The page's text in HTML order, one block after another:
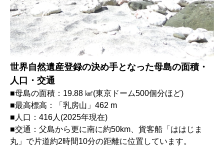
世界自然遺産登録の決め手となった母島の面積・
人口・交通
■母島の面積：19.88 ㎢(東京ドーム500個分ほど)
■最高標高：「乳房山」462 m
■人口：416人(2025年現在)
■交通：父島から更に南に約50km、貨客船「ははじま
丸」で片道約2時間10分の距離に位置しています。